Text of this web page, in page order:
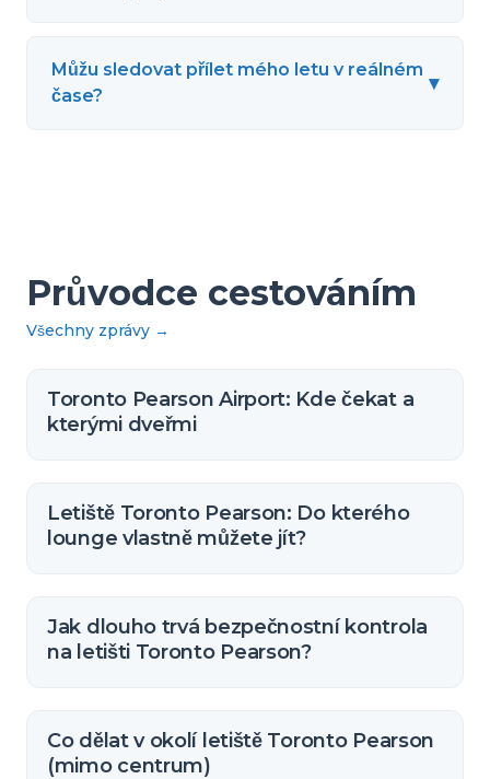
Můžu sledovat přílet mého letu v reálném
čase?
▾
Průvodce cestováním
Všechny zprávy →
Toronto Pearson Airport: Kde čekat a
kterými dveřmi
Letiště Toronto Pearson: Do kterého
lounge vlastně můžete jít?
Jak dlouho trvá bezpečnostní kontrola
na letišti Toronto Pearson?
Co dělat v okolí letiště Toronto Pearson
(mimo centrum)